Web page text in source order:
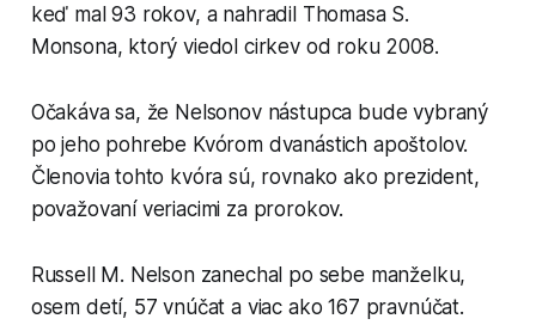
keď mal 93 rokov, a nahradil Thomasa S.
Monsona, ktorý viedol cirkev od roku 2008.
Očakáva sa, že Nelsonov nástupca bude vybraný
po jeho pohrebe Kvórom dvanástich apoštolov.
Členovia tohto kvóra sú, rovnako ako prezident,
považovaní veriacimi za prorokov.
Russell M. Nelson zanechal po sebe manželku,
osem detí, 57 vnúčat a viac ako 167 pravnúčat.